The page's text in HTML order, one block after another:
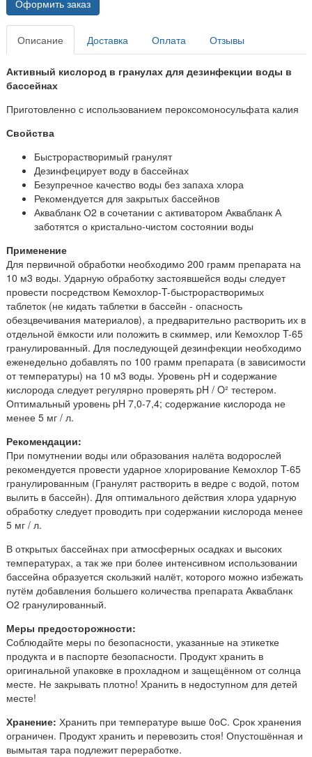
Оформить заказ
Описание Доставка Оплата Отзывы
Активный кислород в гранулах для дезинфекции воды в
бассейнах
Приготовленно с использованием пероксомоносульфата калия
Свойства
Быстрорастворимый гранулят
Дезинфецирует воду в бассейнах
Безупречное качество воды без запаха хлора
Рекомендуется для закрытых бассейнов
Аквабланк О2 в сочетании с активатором Аквабланк А
заботятся о кристально-чистом состоянии воды
Применение
Для первичной обработки необходимо 200 грамм препарата на
10 м3 воды. Ударную обработку застоявшейся воды следует
провести посредством Кемохлор-T-быстрорастворимых
таблеток (не кидать таблетки в бассейн - опасность
обезцвечивания материалов), а предварительно растворить их в
отдельной ёмкости или положить в скиммер, или Кемохлор T-65
гранулированный. Для последующей дезинфекции необходимо
еженедельно добавлять по 100 грамм препарата (в зависимости
от температуры) на 10 м3 воды. Уровень рН и содержание
кислорода следует регулярно проверять pH / O² тестером.
Оптимальный уровень pH 7,0-7,4; содержание кислорода не
менее 5 мг / л.
Рекомендации:
При помутнении воды или образования налёта водорослей
рекомендуется провести ударное хлорирование Кемохлор T-65
гранулированным (Гранулят растворить в ведре с водой, потом
вылить в бассейн). Для оптимального действия хлора ударную
обработку следует проводить при содержании кислорода менее
5 мг / л.
В открытых бассейнах при атмосферных осадках и высоких
температурах, а так же при более интенсивном использовании
бассейна образуется скользкий налёт, которого можно избежать
путём добавления большего количества препарата Аквабланк
О2 гранулированный.
Меры предосторожности:
Соблюдайте меры по безопасности, указанные на этикетке
продукта и в паспорте безопасности. Продукт хранить в
оригинальной упаковке в прохладном и защещённом от солнца
месте. Не закрывать плотно! Хранить в недоступном для детей
месте!
Хранение: Хранить при температуре выше 0оС. Срок хранения
ограничен. Продукт хранить и перевозить стоя! Опустошённая и
вымытая тара подлежит переработке.